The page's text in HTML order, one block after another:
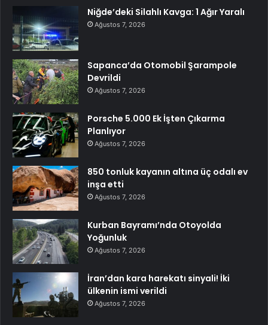
Niğde’deki Silahlı Kavga: 1 Ağır Yaralı
Ağustos 7, 2026
Sapanca’da Otomobil Şarampole
Devrildi
Ağustos 7, 2026
Porsche 5.000 Ek İşten Çıkarma
Planlıyor
Ağustos 7, 2026
850 tonluk kayanın altına üç odalı ev
inşa etti
Ağustos 7, 2026
Kurban Bayramı’nda Otoyolda
Yoğunluk
Ağustos 7, 2026
İran’dan kara harekatı sinyali! İki
ülkenin ismi verildi
Ağustos 7, 2026